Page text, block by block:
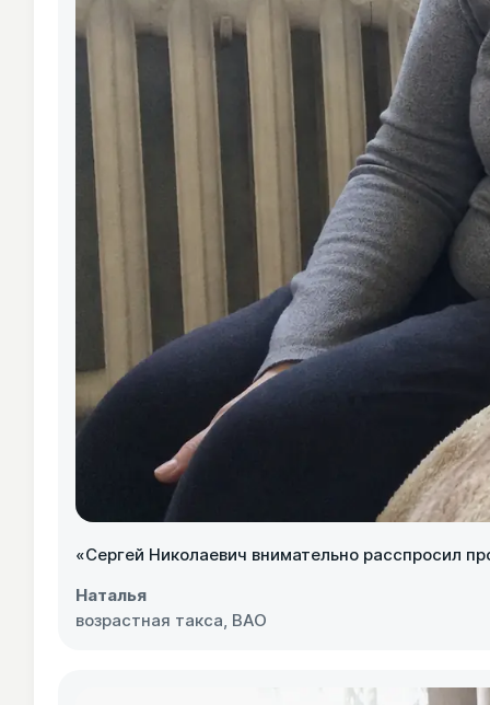
«Сергей Николаевич внимательно расспросил
Наталья
возрастная такса, ВАО